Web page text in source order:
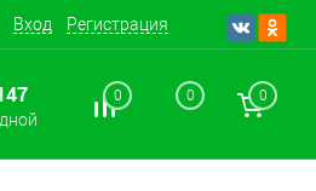
Вход Регистрация
0 0 0